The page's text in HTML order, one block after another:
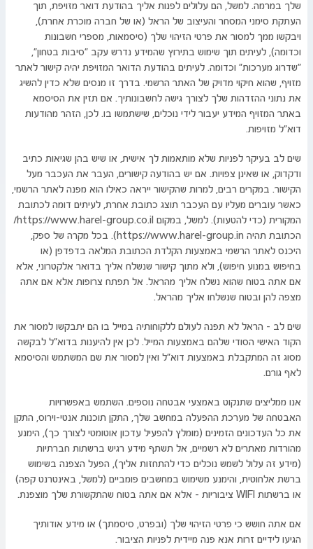
שלך במרמה. למשל, הם עלולים לפנות אליך בהודעת דואר מזויפת, תוך
העתקת סימני המסחר והעיצוב של הראל (או של חברה מוכרת אחרת),
ויבקשו ממך למסור את פרטי הזיהוי שלך (סיסמאות, מספרי חשבונות
וכדומה), לעיתים תוך שימוש בתירוץ שהמידע נדרש עקב "סיבות בטחון",
"שדרוג מערכות" וכדומה. לעיתים בהודעת הדואר המזויפת יהיה קישור לאתר
מזויף, שהוא חיקוי מדויק של האתר הרשמי. בדרך זו מנסים שלא כדין להשיג
את נתוני ההזדהות שלך לצורך גישה לחשבונותיך. אם תזין את הסיסמא
באתר המזויף המידע יעבור לידי נוכלים, שישתמשו בו. לכן, הזהר מהודעות
דוא"ל מזויפות.
שים לב בעיקר לפניות שלא מותאמות לך אישית, או שיש בהן שגיאות כתיב
ודקדוק, או שאינן צפויות. אם יש בהודעה קישורים, העבר את העכבר מעל
הקישור. במקרים רבים, למרות שהקישור ייראה כאילו הוא מפנה לאתר הרשמי,
כאשר עוברים מעליו עם העכבר תוצג כתובת אחרת, לעיתים דומה לכתובת
המקורית (כדי להטעות). למשל, במקום https://www.harel-group.co.il/
הכתובת תהיה https://www.harel-group.in). בכל מקרה של ספק,
היכנס לאתר הרשמי באמצעות הקלדת הכתובת המלאה בדפדפן (או
בחיפוש במנוע חיפוש), ולא מתוך קישור שנשלח אליך בדואר אלקטרוני, אלא
אם אתה בטוח שהוא נשלח אליך מהראל. אל תפתח צרופות אלא אם אתה
מצפה להן ובטוח שנשלחו אליך מהראל.
שים לב – הראל לא תפנה לעולם ללקוחותיה במייל בו הם יתבקשו למסור את
הקוד האישי הסודי שלהם באמצעות המייל. לכן אין להיענות בדוא"ל לבקשה
מסוג זה המתקבלת באמצעות דוא"ל ואין למסור את שם המשתמש והסיסמא
לאף גורם.
אנו ממליצים שתנקוט באמצעי אבטחה נוספים. השתמש באפשרויות
האבטחה של מערכת ההפעלה במחשב שלך, התקן תוכנות אנטי-וירוס, התקן
את כל העדכונים הזמינים (מומלץ להפעיל עדכון אוטומטי לצורך כך), הימנע
מהורדות מאתרים לא רשמיים, אל תשתף מידע רגיש ברשתות חברתיות
(מידע זה עלול לשמש נוכלים כדי להתחזות אליך), הפעל הצפנה בשימוש
ברשת אלחוטית, והימנע משימוש במחשבים פומביים (למשל, באינטרנט קפה)
או ברשתות WIFI ציבוריות – אלא אם אתה בטוח שהתקשורת שלך מוצפנת.
אם אתה חושש כי פרטי הזיהוי שלך (ובפרט, סיסמתך) או מידע אודותיך
הגיעו לידיים זרות אנא פנה מיידית לפניות הציבור.